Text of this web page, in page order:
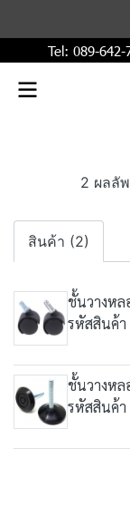
Tel: 089-642-
2 ผลลั
สินค้า (2)
ชั้นวางหล
รหัสสินค้า
ชั้นวางหล
รหัสสินค้า